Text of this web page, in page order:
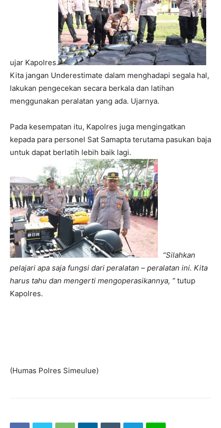
ujar Kapolres.
Kita jangan Underestimate dalam menghadapi segala hal,
lakukan pengecekan secara berkala dan latihan
menggunakan peralatan yang ada. Ujarnya.
Pada kesempatan itu, Kapolres juga mengingatkan
kepada para personel Sat Samapta terutama pasukan baja
untuk dapat berlatih lebih baik lagi.
“Silahkan
pelajari apa saja fungsi dari peralatan – peralatan ini. Kita
harus tahu dan mengerti mengoperasikannya, ” tutup
Kapolres.
(Humas Polres Simeulue)